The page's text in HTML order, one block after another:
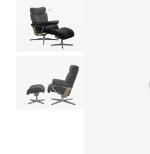
Produktbilder